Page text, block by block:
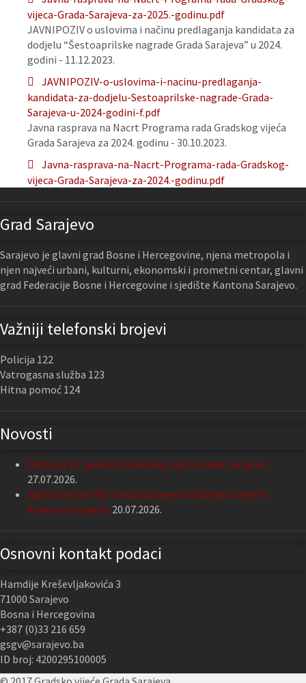
vijeca-Grada-Sarajeva-za-2025.-godinu.pdf
JAVNIPOZIV o uslovima i načinu predlaganja kandidata za
dodjelu “Šestoaprilske nagrade Grada Sarajeva” u 2024.
godini - 11.12.2023.
JAVNIPOZIV-o-uslovima-i-nacinu-predlaganja-
kandidata-za-dodjelu-Sestoaprilske-nagrade-Grada-
Sarajeva-u-2024-godini-f.pdf
Javna rasprava na Nacrt Programa rada Gradskog vijeća
Grada Sarajeva za 2024. godinu - 30.10.2023.
Javna-rasprava-na-Nacrt-Programa-rada-Gradskog-
vijeca-Grada-Sarajeva-za-2024.-godinu.pdf
Grad Sarajevo
Sarajevo je glavni grad Bosne i Hercegovine, njena metropola i
njen najveći urbani, kulturni, ekonomski i prometni centar, glavni
grad Federacije Bosne i Hercegovine i sjedište Kantona Sarajevo.
Važniji telefonski brojevi
Policija 122
Vatrogasna služba 123
Hitna pomoć 124
Novosti
Održana 13. sjednica Gradskog vijeća Grada Sarajeva
27.07.2026.
Nastavak podrške Grada Sarajeva Udruženju slijepih
Kantona Sarajevo 20.07.2026.
Osnovni kontakt podaci
Hamdije Kreševljakovića 3
71000 Sarajevo
Bosna i Hercegovina
+387 (0)33 216 659
gsgv@sarajevo.ba
ID broj: 4200295100005